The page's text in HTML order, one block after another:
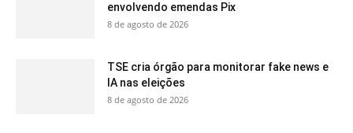
envolvendo emendas Pix
8 de agosto de 2026
TSE cria órgão para monitorar fake news e
IA nas eleições
8 de agosto de 2026